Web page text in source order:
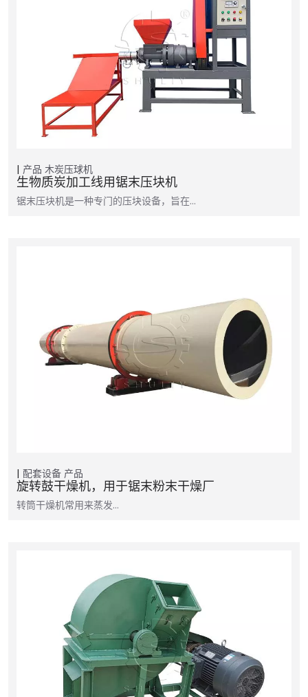
产品 木炭压球机
生物质炭加工线用锯末压块机
锯末压块机是一种专门的压块设备，旨在…
配套设备 产品
旋转鼓干燥机，用于锯末粉末干燥厂
转筒干燥机常用来蒸发…